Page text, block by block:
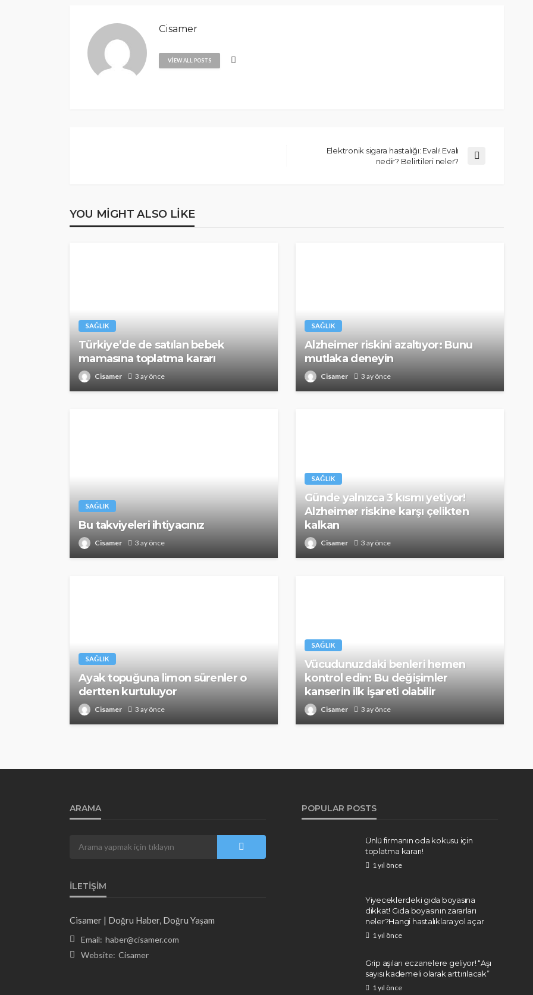
Cisamer
VIEW ALL POSTS
Elektronik sigara hastalığı: Evalı! Evalı
nedir? Belirtileri neler?
YOU MIGHT ALSO LIKE
SAĞLIK
Türkiye’de de satılan bebek
mamasına toplatma kararı
Cisamer 3 ay önce
SAĞLIK
Alzheimer riskini azaltıyor: Bunu
mutlaka deneyin
Cisamer 3 ay önce
SAĞLIK
Bu takviyeleri ihtiyacınız
Cisamer 3 ay önce
SAĞLIK
Günde yalnızca 3 kısmı yetiyor!
Alzheimer riskine karşı çelikten
kalkan
Cisamer 3 ay önce
SAĞLIK
Ayak topuğuna limon sürenler o
dertten kurtuluyor
Cisamer 3 ay önce
SAĞLIK
Vücudunuzdaki benleri hemen
kontrol edin: Bu değişimler
kanserin ilk işareti olabilir
Cisamer 3 ay önce
ARAMA
İLETIŞIM
Cisamer | Doğru Haber, Doğru Yaşam
Email: haber@cisamer.com
Website: Cisamer
POPULAR POSTS
Ünlü firmanın oda kokusu için
toplatma kararı!
1 yıl önce
Yiyeceklerdeki gıda boyasına
dikkat! Gıda boyasının zararları
neler?Hangi hastalıklara yol açar
1 yıl önce
Grip aşıları eczanelere geliyor! “Aşı
sayısı kademeli olarak arttırılacak”
1 yıl önce